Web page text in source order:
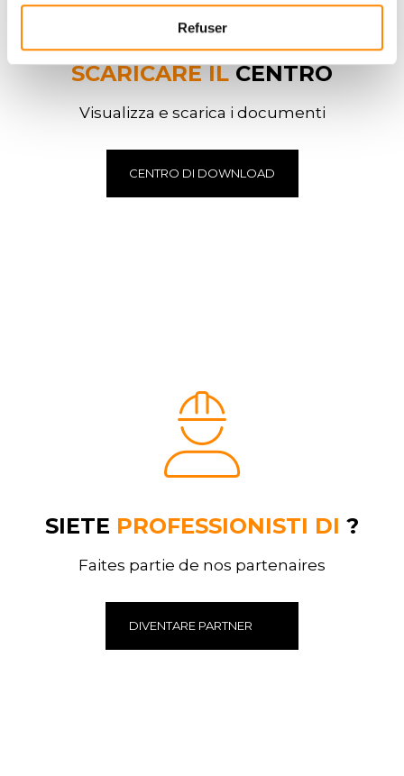
Refuser
SCARICARE ILCENTRO
Visualizza e scarica i documenti
CENTRO DI DOWNLOAD
SIETE PROFESSIONISTI DI ?
Faites partie de nos partenaires
DIVENTARE PARTNER